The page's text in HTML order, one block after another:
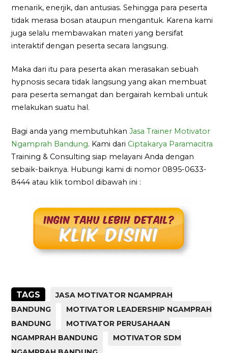
menarik, enerjik, dan antusias. Sehingga para peserta
tidak merasa bosan ataupun mengantuk. Karena kami
juga selalu membawakan materi yang bersifat
interaktif dengan peserta secara langsung.
Maka dari itu para peserta akan merasakan sebuah
hypnosis secara tidak langsung yang akan membuat
para peserta semangat dan bergairah kembali untuk
melakukan suatu hal.
Bagi anda yang membutuhkanJasa Trainer Motivator
Ngamprah Bandung. Kami dari Ciptakarya Paramacitra
Training & Consulting siap melayani Anda dengan
sebaik-baiknya. Hubungi kami di nomor 0895-0633-
8444 atau klik tombol dibawah ini :
TAGS
JASA MOTIVATOR NGAMPRAH
BANDUNG
MOTIVATOR LEADERSHIP NGAMPRAH
BANDUNG
MOTIVATOR PERUSAHAAN
NGAMPRAH BANDUNG
MOTIVATOR SDM